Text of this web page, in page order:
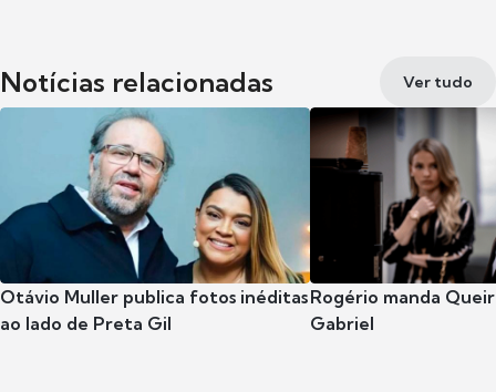
Notícias relacionadas Ver tudo
Otávio Muller publica fotos inéditas
ao lado de Preta Gil
Rogério manda
Gabriel